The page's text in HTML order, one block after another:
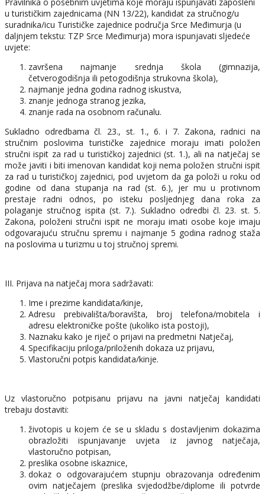
u turističkim zajednicama (NN 13/22), kandidat za stručnog/u
suradnika/icu Turističke zajednice područja Srce Međimurja (u
daljnjem tekstu: TZP Srce Međimurja) mora ispunjavati sljedeće
uvjete:
završena najmanje srednja škola (gimnazija,
četverogodišnja ili petogodišnja strukovna škola),
najmanje jedna godina radnog iskustva,
znanje jednoga stranog jezika,
znanje rada na osobnom računalu.
Sukladno odredbama čl. 23., st. 1., 6. i 7. Zakona, radnici na
stručnim poslovima turističke zajednice moraju imati položen
stručni ispit za rad u turističkoj zajednici (st. 1.), ali na natječaj se
može javiti i biti imenovan kandidat koji nema položen stručni ispit
za rad u turističkoj zajednici, pod uvjetom da ga položi u roku od
godine od dana stupanja na rad (st. 6.), jer mu u protivnom
prestaje radni odnos, po isteku posljednjeg dana roka za
polaganje stručnog ispita (st. 7.). Sukladno odredbi čl. 23. st. 5.
Zakona, položeni stručni ispit ne moraju imati osobe koje imaju
odgovarajuću stručnu spremu i najmanje 5 godina radnog staža
na poslovima u turizmu u toj stručnoj spremi.
III. Prijava na natječaj mora sadržavati:
Ime i prezime kandidata/kinje,
Adresu prebivališta/boravišta, broj telefona/mobitela i
adresu elektroničke pošte (ukoliko ista postoji),
Naznaku kako je riječ o prijavi na predmetni Natječaj,
Specifikaciju priloga/priloženih dokaza uz prijavu,
Vlastoručni potpis kandidata/kinje.
Uz vlastoručno potpisanu prijavu na javni natječaj kandidati
trebaju dostaviti:
životopis u kojem će se u skladu s dostavljenim dokazima
obrazložiti ispunjavanje uvjeta iz javnog natječaja,
vlastoručno potpisan,
preslika osobne iskaznice,
dokaz o odgovarajućem stupnju obrazovanja određenim
ovim natječajem (preslika svjedodžbe/diplome ili potvrde